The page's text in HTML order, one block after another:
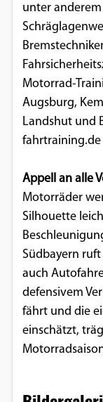
unter
Motorrad-
Augsburg,
Landshut und
fahrtraining.de
Appell an alle
Motorräder
Silhouette
Südbayern
auch
defensivem
fährt und die
einschätzt,